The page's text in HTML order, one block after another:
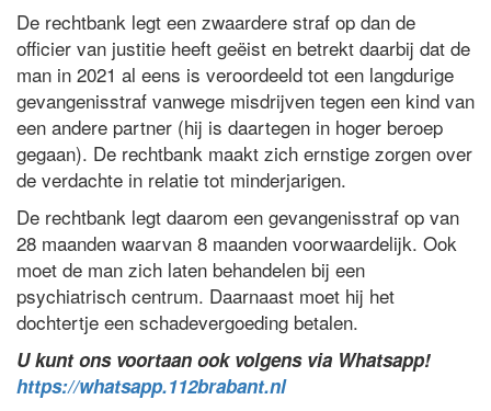
De rechtbank legt een zwaardere straf op dan de
officier van justitie heeft geëist en betrekt daarbij dat de
man in 2021 al eens is veroordeeld tot een langdurige
gevangenisstraf vanwege misdrijven tegen een kind van
een andere partner (hij is daartegen in hoger beroep
gegaan). De rechtbank maakt zich ernstige zorgen over
de verdachte in relatie tot minderjarigen.
De rechtbank legt daarom een gevangenisstraf op van
28 maanden waarvan 8 maanden voorwaardelijk. Ook
moet de man zich laten behandelen bij een
psychiatrisch centrum. Daarnaast moet hij het
dochtertje een schadevergoeding betalen.
U kunt ons voortaan ook volgens via Whatsapp!
https://whatsapp.112brabant.nl